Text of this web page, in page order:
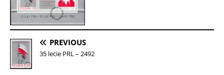
PREVIOUS
35 lecie PRL – 2492